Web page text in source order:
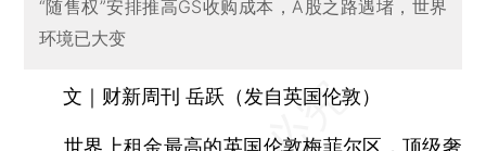
“随售权”安排推高GS收购成本，A股之路遇堵，世界
环境已大变
文｜财新周刊 岳跃（发自英国伦敦）
世界上租金最高的英国伦敦梅菲尔区，顶级奢